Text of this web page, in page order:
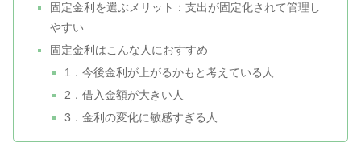
固定金利を選ぶメリット：支出が固定化されて管理し
やすい
固定金利はこんな人におすすめ
1．今後金利が上がるかもと考えている人
2．借入金額が大きい人
3．金利の変化に敏感すぎる人